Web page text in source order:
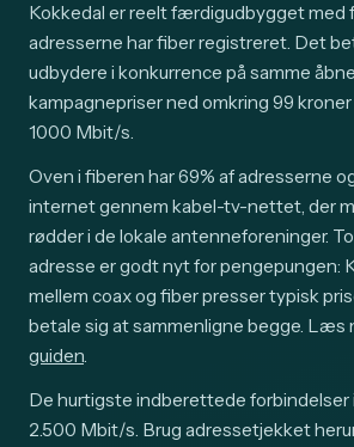
Kokkedal er reelt færdigudbygget med
adresserne har fiber registreret. Det
udbydere i konkurrence på samme
kampagnepriser ned omkring 99
1000 Mbit/s.
Oven i fiberen har 69% af adresserne
internet gennem kabel-tv-nettet, der
rødder i de lokale antenneforeninger.
adresse er godt nyt for pengepungen:
mellem coax og fiber presser typisk
betale sig at sammenligne begge. Læs
guiden.
De hurtigste indberettede forbindelser
2.500 Mbit/s. Brug adressetjekket